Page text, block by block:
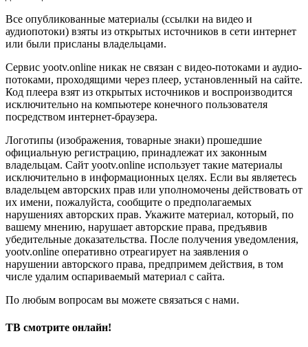
Все опубликованные материалы (ссылки на видео и
аудиопотоки) взяты из открытых источников в сети интернет
или были присланы владельцами.
Сервис yootv.online никак не связан с видео-потоками и аудио-
потоками, проходящими через плеер, установленный на сайте.
Код плеера взят из открытых источников и воспроизводится
исключительно на компьютере конечного пользователя
посредством интернет-браузера.
Логотипы (изображения, товарные знаки) прошедшие
официальную регистрацию, принадлежат их законным
владельцам. Сайт yootv.online использует такие материалы
исключительно в информационных целях. Если вы являетесь
владельцем авторских прав или уполномочены действовать от
их имени, пожалуйста, сообщите о предполагаемых
нарушениях авторских прав. Укажите материал, который, по
вашему мнению, нарушает авторские права, предъявив
убедительные доказательства. После получения уведомления,
yootv.online оперативно отреагирует на заявления о
нарушении авторского права, предпримем действия, в том
числе удалим оспариваемый материал с сайта.
По любым вопросам вы можете связаться с нами.
ТВ смотрите онлайн!